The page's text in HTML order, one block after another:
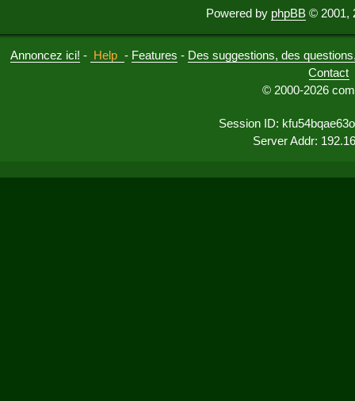
Powered by phpBB © 2001,
Annoncez ici! - Help - Features - Des suggestions, des
Contact
© 2000-2026
Session ID:
Server Addr: